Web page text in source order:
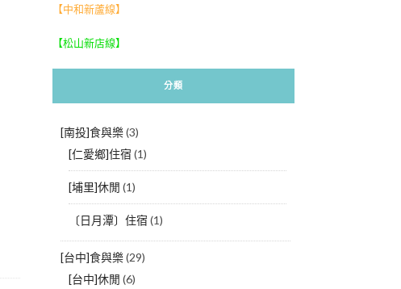
【中和新蘆線】
【松山新店線】
分類
[南投]食與樂(3)
[仁愛鄉]住宿 (1)
[埔里]休閒 (1)
〔日月潭〕住宿 (1)
[台中]食與樂(29)
[台中]休閒 (6)